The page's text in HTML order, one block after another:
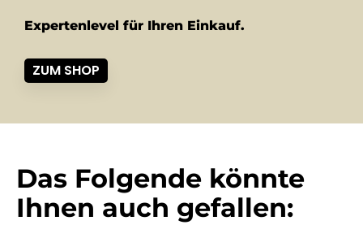
Expertenlevel für Ihren Einkauf.
ZUM SHOP
Das Folgende könnte
Ihnen auch gefallen: